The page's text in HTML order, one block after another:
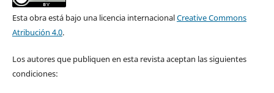
Esta obra está bajo una licencia internacionalCreative Commons
Atribución 4.0.
Los autores que publiquen en esta revista aceptan las siguientes
condiciones: